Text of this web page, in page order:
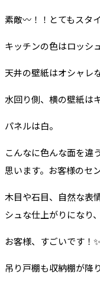
素敵〰！！とてもスタ
キッチンの色はロッシ
天井の壁紙はオシャレ
水回り側、横の壁紙は
パネルは白。
こんなに色んな面を違
思います。お客様のセ
木目や石目、自然な表
シュな仕上がりになり
お客様、すごいです！✨
吊り戸棚も収納棚が降